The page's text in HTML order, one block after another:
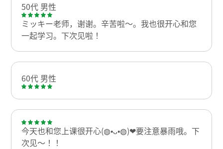
50代 男性
ミッキー老师，谢谢。辛苦啦～。我也很开心和您
一起学习。下次见啦！
60代 男性
今天也和您上课很开心(⁠◍⁠•⁠ᴗ⁠•⁠◍⁠)⁠❤要注意暴雨哦。下
次见〜！！